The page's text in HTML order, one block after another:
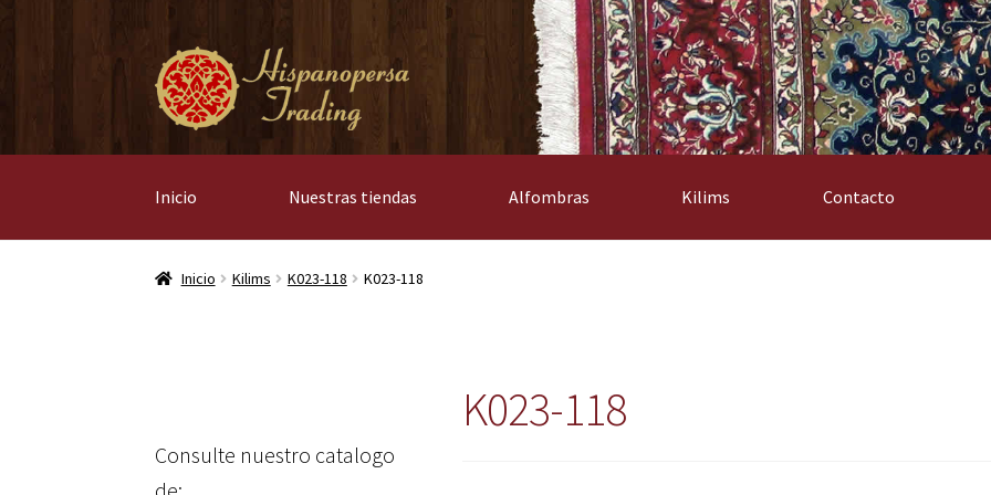
Ir
a
la
Ir
al
contenido
Inicio Nuestras tiendas Alfombras Kilims Contacto
Inicio Kilims K023-118 K023-118
K023-118
Consulte nuestro catalogo